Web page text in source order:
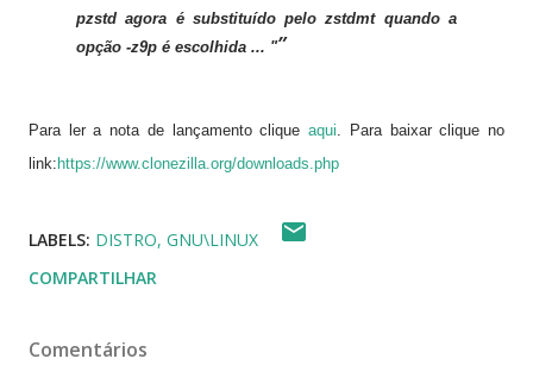
pzstd agora é substituído pelo zstdmt quando a
opção -z9p é escolhida ... "
Para ler a nota de lançamento cliqueaqui. Para baixar clique no
link: https://www.clonezilla.org/downloads.php
LABELS: DISTRO GNU\LINUX
COMPARTILHAR
Comentários